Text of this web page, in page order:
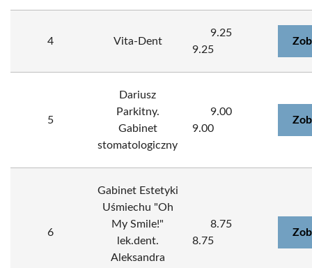
4 Vita-Dent
9.25
9.25
5
Dariusz
Parkitny.
Gabinet
stomatologiczny
9.00
9.00
6
Gabinet Estetyki
Uśmiechu "Oh
My Smile!"
lek.dent.
Aleksandra
8.75
8.75